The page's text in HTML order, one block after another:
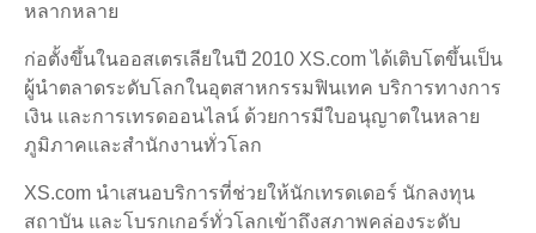
หลากหลาย
ก่อตั้งขึ้นในออสเตรเลียในปี 2010 XS.com ได้เติบโตขึ้นเป็น
ผู้นำตลาดระดับโลกในอุตสาหกรรมฟินเทค บริการทางการ
เงิน และการเทรดออนไลน์ ด้วยการมีใบอนุญาตในหลาย
ภูมิภาคและสำนักงานทั่วโลก
XS.com นำเสนอบริการที่ช่วยให้นักเทรดเดอร์ นักลงทุน
สถาบัน และโบรกเกอร์ทั่วโลกเข้าถึงสภาพคล่องระดับ